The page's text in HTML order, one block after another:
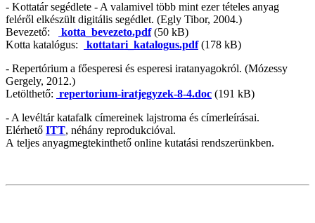
- Kottatár segédlete - A valamivel több mint ezer tételes anyag
feléről elkészült digitális segédlet. (Egly Tibor, 2004.)
Bevezető:
kotta_bevezeto.pdf(50 kB)
Kotta katalógus:
kottatari_katalogus.pdf(178 kB)
- Repertórium a főesperesi és esperesi iratanyagokról. (Mózessy
Gergely, 2012.)
Letölthető: repertorium-iratjegyzek-8-4.doc (191 kB)
- A levéltár katafalk címereinek lajstroma és címerleírásai.
Elérhető ITT, néhány reprodukcióval.
A teljes anyagmegtekinthető online kutatási rendszerünkben.